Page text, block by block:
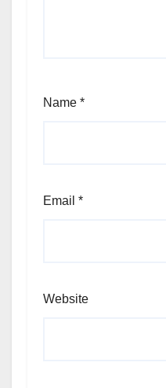
Name *
Email *
Website